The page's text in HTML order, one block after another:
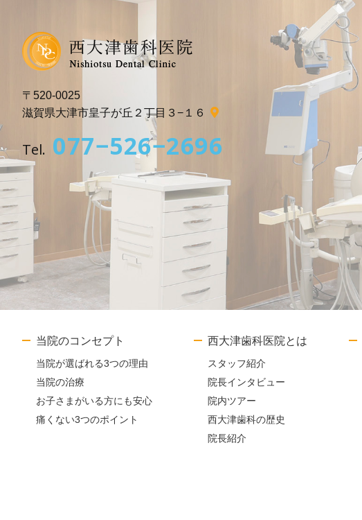
〒520-0025
滋賀県大津市皇子が丘２丁目３−１６
Tel. 077−526−2696
当院のコンセプト
当院が選ばれる3つの理由
当院の治療
お子さまがいる方にも安心
痛くない3つのポイント
西大津歯科医院とは
スタッフ紹介
院長インタビュー
院内ツアー
西大津歯科の歴史
院長紹介